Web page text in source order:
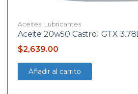
Aceites Lubricantes
Aceite 20w50 Castrol GTX 3.78L
$2,639.00
Añadir al carrito